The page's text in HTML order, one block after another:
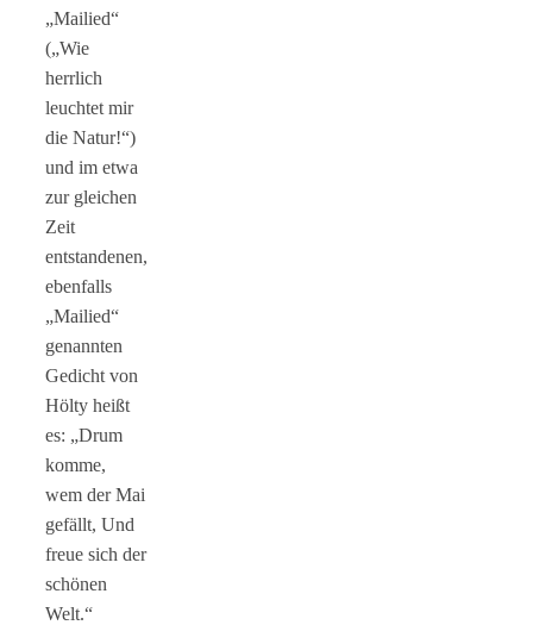
„Mailied“
(„Wie
herrlich
leuchtet mir
die Natur!“)
und im etwa
zur gleichen
Zeit
entstandenen,
ebenfalls
„Mailied“
genannten
Gedicht von
Hölty heißt
es: „Drum
komme,
wem der Mai
gefällt, Und
freue sich der
schönen
Welt.“